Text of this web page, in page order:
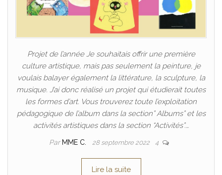
Projet de l’année Je souhaitais offrir une première
culture artistique, mais pas seulement la peinture, je
voulais balayer également la littérature, la sculpture, la
musique. J’ai donc réalisé un projet qui étudierait toutes
les formes d’art. Vous trouverez toute l’exploitation
pédagogique de l’album dans la section” Albums” et les
activités artistiques dans la section “Activités”.…
Par MME C. 28 septembre 2022 4
Lire la suite